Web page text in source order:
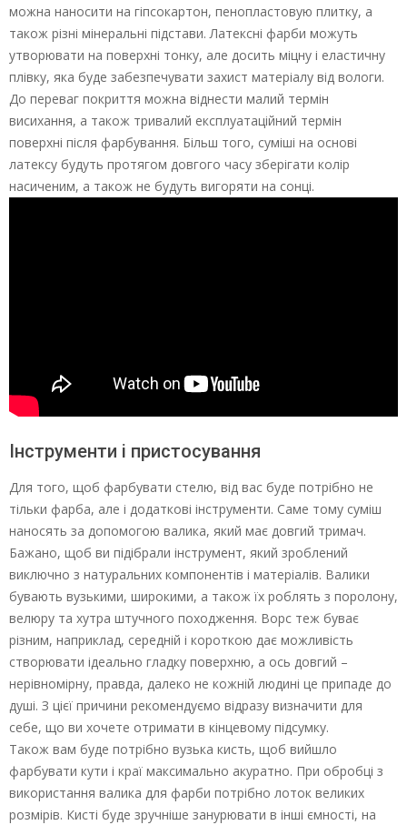
можна наносити на гіпсокартон, пенопластовую плитку, а
також різні мінеральні підстави. Латексні фарби можуть
утворювати на поверхні тонку, але досить міцну і еластичну
плівку, яка буде забезпечувати захист матеріалу від вологи.
До переваг покриття можна віднести малий термін
висихання, а також тривалий експлуатаційний термін
поверхні після фарбування. Більш того, суміші на основі
латексу будуть протягом довгого часу зберігати колір
насиченим, а також не будуть вигоряти на сонці.
Інструменти і пристосування
Для того, щоб фарбувати стелю, від вас буде потрібно не
тільки фарба, але і додаткові інструменти. Саме тому суміш
наносять за допомогою валика, який має довгий тримач.
Бажано, щоб ви підібрали інструмент, який зроблений
виключно з натуральних компонентів і матеріалів. Валики
бувають вузькими, широкими, а також їх роблять з поролону,
велюру та хутра штучного походження. Ворс теж буває
різним, наприклад, середній і короткою дає можливість
створювати ідеально гладку поверхню, а ось довгий –
нерівномірну, правда, далеко не кожній людині це припаде до
душі. З цієї причини рекомендуємо відразу визначити для
себе, що ви хочете отримати в кінцевому підсумку.
Також вам буде потрібно вузька кисть, щоб вийшло
фарбувати кути і краї максимально акуратно. При обробці з
використання валика для фарби потрібно лоток великих
розмірів. Кисті буде зручніше занурювати в інші ємності, на